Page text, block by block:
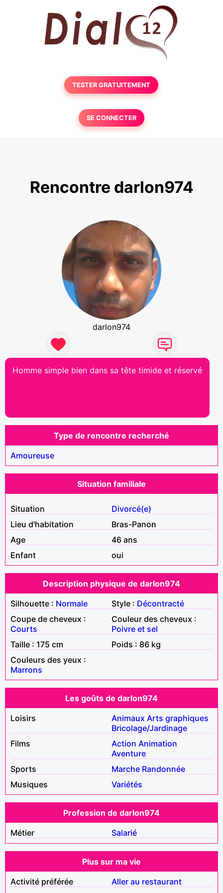
TESTER GRATUITEMENT
SE CONNECTER
Rencontre darlon974
darlon974
Homme simple bien dans sa tête timide et réservé
Type de rencontre recherché
Amoureuse
Situation familiale
Situation
Divorcé(e)
Lieu d'habitation
Bras-Panon
Age
46 ans
Enfant
oui
Description physique de darlon974
Silhouette : Normale Style : Décontracté
Coupe de cheveux :
Courts
Couleur des cheveux :
Poivre et sel
Taille : 175 cm
Poids : 86 kg
Couleurs des yeux :
Marrons
Les goûts de darlon974
Loisirs
Animaux Arts graphiques
Bricolage/Jardinage
Films
Action Animation
Aventure
Sports
Marche Randonnée
Musiques
Variétés
Profession de darlon974
Métier
Salarié
Plus sur ma vie
Activité préférée
Aller au restaurant